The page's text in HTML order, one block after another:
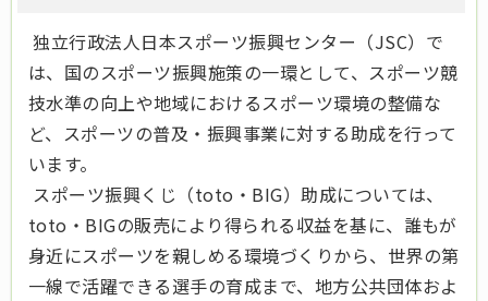
独立行政法人日本スポーツ振興センター（JSC）で
は、国のスポーツ振興施策の一環として、スポーツ競
技水準の向上や地域におけるスポーツ環境の整備な
ど、スポーツの普及・振興事業に対する助成を行って
います。
スポーツ振興くじ（toto・BIG）助成については、
toto・BIGの販売により得られる収益を基に、誰もが
身近にスポーツを親しめる環境づくりから、世界の第
一線で活躍できる選手の育成まで、地方公共団体およ